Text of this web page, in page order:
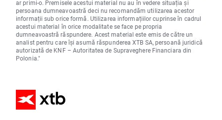
ar primi-o. Premisele acestui material nu au în vedere situația și
persoana dumneavoastră deci nu recomandăm utilizarea acestor
informații sub orice formă. Utilizarea informațiilor cuprinse în cadrul
acestui material în orice modalitate se face pe propria
dumneavoastră răspundere. Acest material este emis de către un
analist pentru care își asumă răspunderea XTB SA, persoană juridică
autorizată de KNF – Autoritatea de Supraveghere Financiara din
Polonia."